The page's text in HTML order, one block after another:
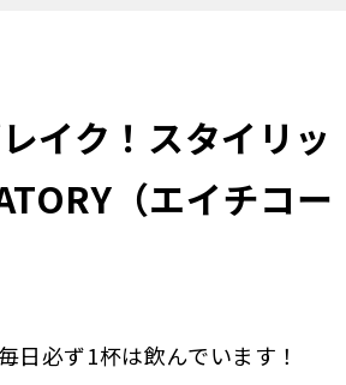
イク！スタイリッ
（エイチコー
必ず1杯は飲んでいます！